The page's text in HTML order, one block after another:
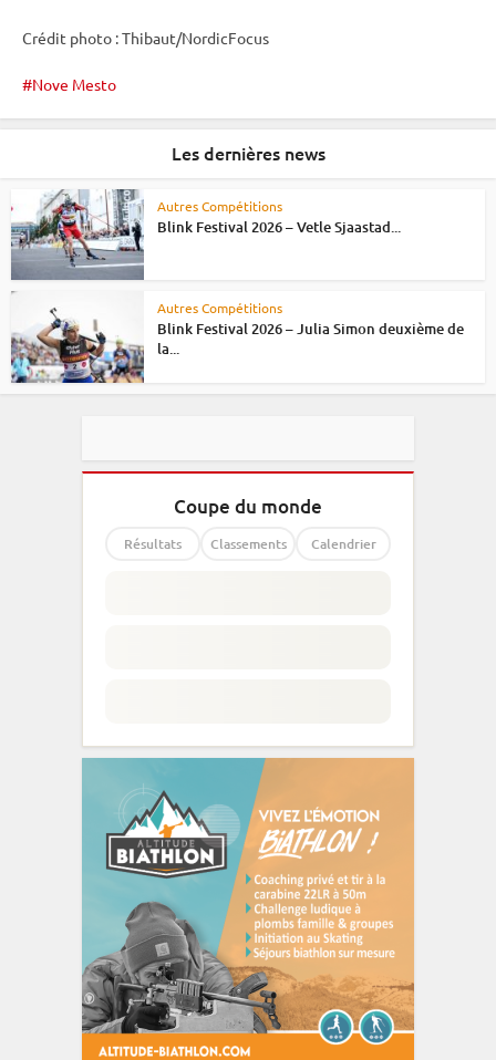
Crédit photo : Thibaut/NordicFocus
Nove Mesto
Les dernières news
Autres Compétitions
Blink Festival 2026 – Vetle Sjaastad...
Autres Compétitions
Blink Festival 2026 – Julia Simon deuxième de
la...
Coupe du monde
Résultats Classements Calendrier